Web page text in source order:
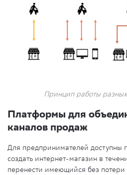
Принцип работы
Платформы для
каналов продаж
Для предпринимателей
создать интернет-магазин в
перенести имеющийся без